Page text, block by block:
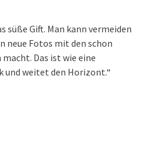
süße Gift. Man kann vermeiden
neue Fotos mit den schon
Das ist wie eine
weitet den Horizont.“